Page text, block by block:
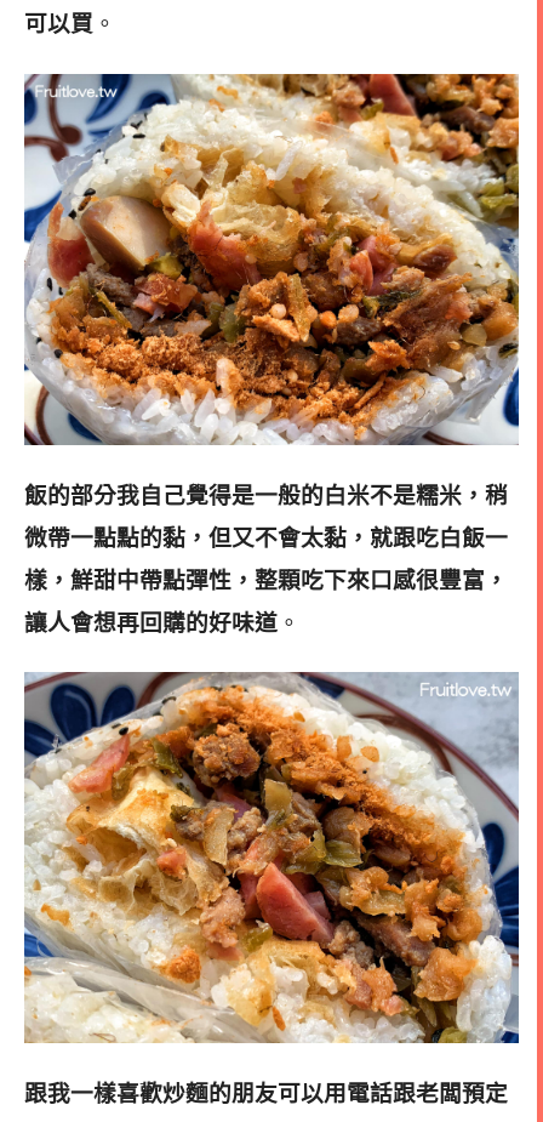
可以買 。
飯的部分我自己覺得是一般的白米不是糯米，稍
微帶一點點的黏，但又不會太黏，就跟吃白飯一
樣，鮮甜中帶點彈性，整顆吃下來口感很豐富，
讓人會想再回購的好味道 。
跟我一樣喜歡炒麵的朋友可以用電話跟老闆預定